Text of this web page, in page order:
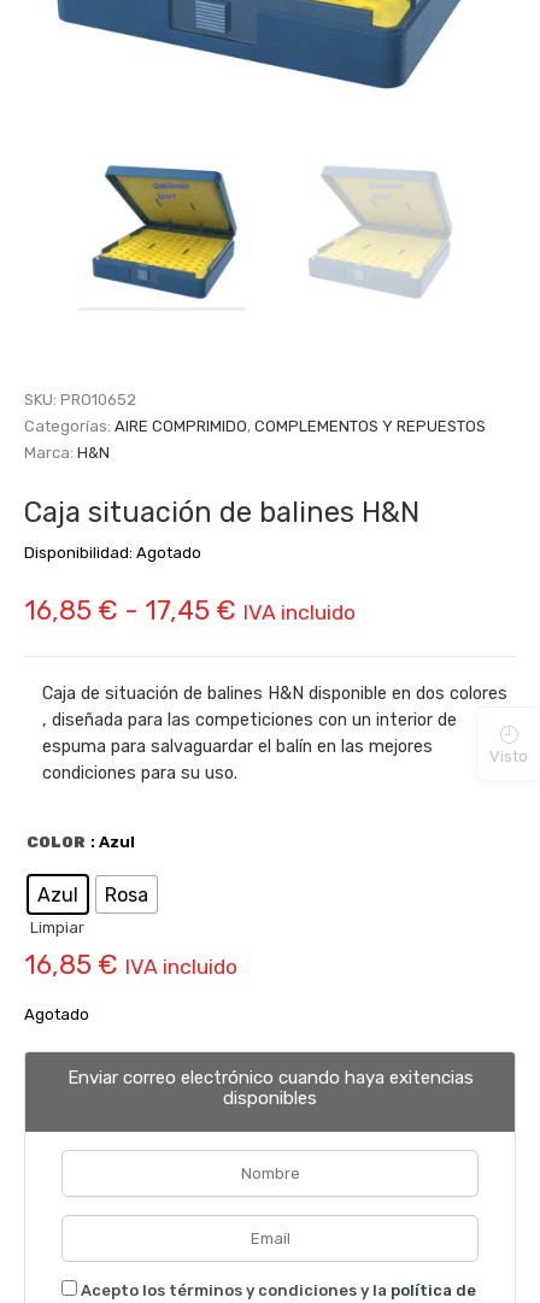
SKU: PRO10652
Categorías: AIRE COMPRIMIDO, COMPLEMENTOS Y REPUESTOS
Marca: H&N
Caja situación de balines H&N
Disponibilidad: Agotado
16,85 € - 17,45 € Rango
precios:
desde
16,85 €
IVA incluido
Caja de situación de balines H&N disponible en dos colores
, diseñada para las competiciones con un interior de
espuma para salvaguardar el balín en las mejores
condiciones para su uso.
COLOR : Azul
Azul Rosa
Limpiar
16,85 € IVA incluido
Agotado
Enviar correo electrónico cuando haya exitencias
disponibles
Acepto los términos y condiciones y la política de
Visto